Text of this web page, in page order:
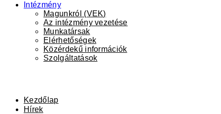
Intézmény
Magunkról (VEK)
Az intézmény vezetése
Munkatársak
Elérhetőségek
Közérdekű információk
Szolgáltatások
Kezdőlap
Hírek